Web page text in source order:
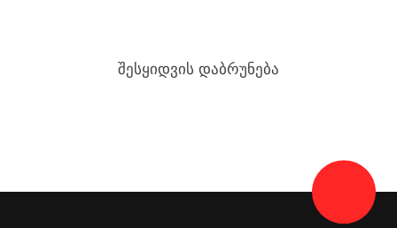
შესყიდვის დაბრუნება